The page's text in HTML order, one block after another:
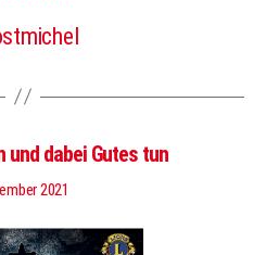
und dabei Gutes tun
2021